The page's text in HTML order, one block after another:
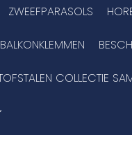
ZWEEFPARASOLS
BALKONKLEMMEN
COLLECTIE